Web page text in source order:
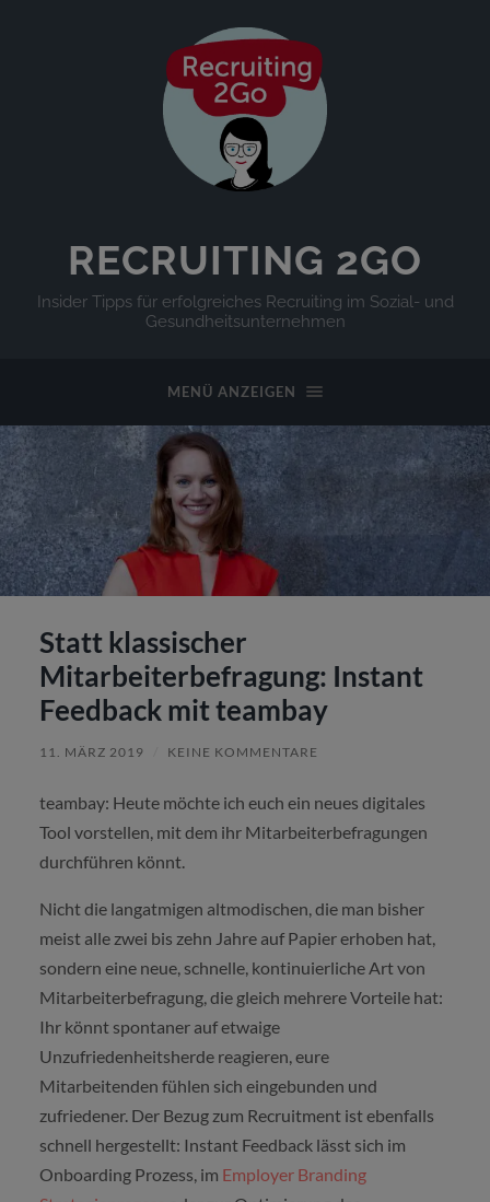
RECRUITING 2GO
Insider Tipps für erfolgreiches Recruiting im Sozial- und
Gesundheitsunternehmen
MENÜ ANZEIGEN
Statt klassischer
Mitarbeiterbefragung: Instant
Feedback mit teambay
11. MÄRZ 2019 KEINE KOMMENTARE
teambay: Heute möchte ich euch ein neues digitales
Tool vorstellen, mit dem ihr Mitarbeiterbefragungen
durchführen könnt.
Nicht die langatmigen altmodischen, die man bisher
meist alle zwei bis zehn Jahre auf Papier erhoben hat,
sondern eine neue, schnelle, kontinuierliche Art von
Mitarbeiterbefragung, die gleich mehrere Vorteile hat:
Ihr könnt spontaner auf etwaige
Unzufriedenheitsherde reagieren, eure
Mitarbeitenden fühlen sich eingebunden und
zufriedener. Der Bezug zum Recruitment ist ebenfalls
schnell hergestellt: Instant Feedback lässt sich im
Onboarding Prozess, im Employer Branding